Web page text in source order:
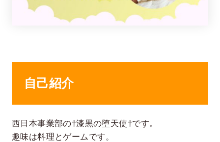
在宅率
66%
2026年7月時点
社員数
1,290
自己紹介
西日本事業部の†漆黒の堕天使†です。
趣味は料理とゲームです。